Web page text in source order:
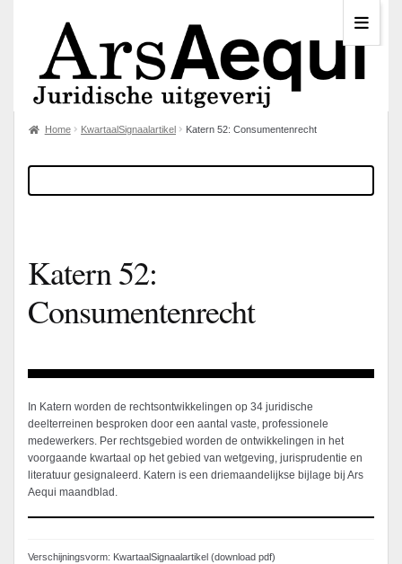
Home KwartaalSignaalartikel Katern 52: Consumentenrecht
Katern 52:
Consumentenrecht
In Katern worden de rechtsontwikkelingen op 34 juridische
deelterreinen besproken door een aantal vaste, professionele
medewerkers. Per rechtsgebied worden de ontwikkelingen in het
voorgaande kwartaal op het gebied van wetgeving, jurisprudentie en
literatuur gesignaleerd. Katern is een driemaandelijkse bijlage bij Ars
Aequi maandblad.
Verschijningsvorm: KwartaalSignaalartikel (download pdf)